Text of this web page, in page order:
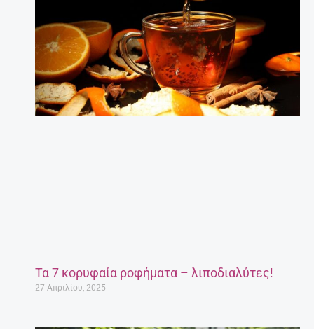
Τα 7 κορυφαία ροφήματα – λιποδιαλύτες!
27 Απριλίου, 2025